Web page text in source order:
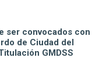
ser convocados con
de Ciudad del
GMDSS